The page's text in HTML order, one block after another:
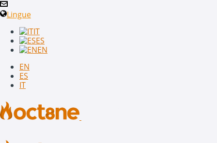
Lingue
IT
ES
EN
EN
ES
IT